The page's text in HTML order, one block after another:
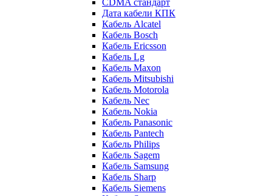
CDMA стандарт
Дата кабели КПК
Кабель Alcatel
Кабель Bosch
Кабель Ericsson
Кабель Lg
Кабель Maxon
Кабель Mitsubishi
Кабель Motorola
Кабель Nec
Кабель Nokia
Кабель Panasonic
Кабель Pantech
Кабель Philips
Кабель Sagem
Кабель Samsung
Кабель Sharp
Кабель Siemens